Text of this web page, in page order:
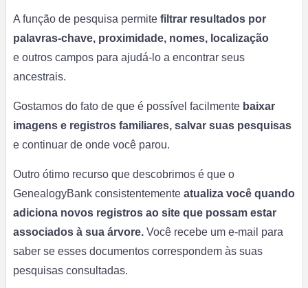
A função de pesquisa permite filtrar resultados por
palavras-chave, proximidade, nomes, localização
e outros campos para ajudá-lo a encontrar seus
ancestrais.
Gostamos do fato de que é possível facilmente baixar
imagens e registros familiares, salvar suas pesquisas
e continuar de onde você parou.
Outro ótimo recurso que descobrimos é que o
GenealogyBank consistentemente atualiza você quando
adiciona novos registros ao site que possam estar
associados à sua árvore.Você recebe um e-mail para
saber se esses documentos correspondem às suas
pesquisas consultadas.